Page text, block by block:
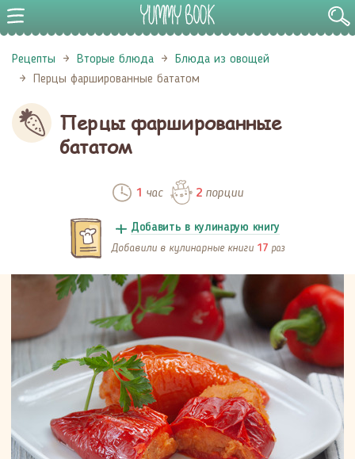
Рецепты Вторые блюда
Блюда из овощей
Перцы фаршированные бататом
Перцы фаршированные
бататом
1 час 2порции
Добавить в кулинарую книгу
Добавили в кулинарные книги 17 раз